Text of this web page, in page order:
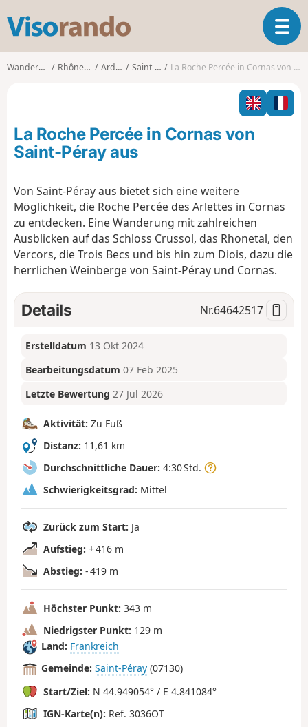
s
o
o
T
o
l
n
t
o
n
Wanderungen Rhône-Alpes Ardèche Saint-Péray La Roche Percée in Cornas von Saint-Péray aus
La Roche Percée in Cornas von
Saint-Péray aus
Von Saint-Péray aus bietet sich eine weitere
Möglichkeit, die Roche Percée des Arlettes in Cornas
zu entdecken. Eine Wanderung mit zahlreichen
Ausblicken auf das Schloss Crussol, das Rhonetal, den
Vercors, die Trois Becs und bis hin zum Diois, dazu die
herrlichen Weinberge von Saint-Péray und Cornas.
Details Nr.64642517
Erstelldatum 13 Okt 2024
Bearbeitungsdatum 07 Feb 2025
Letzte Bewertung 27 Jul 2026
Aktivität: Zu Fuß
Distanz: 11,61 km
Durchschnittliche Dauer: 4:30 Std.
Schwierigkeitsgrad: Mittel
Zurück zum Start: Ja
Aufstieg: + 416 m
Abstieg: - 419 m
Höchster Punkt: 343 m
Niedrigster Punkt: 129 m
Land: Frankreich
Gemeinde: Saint-Péray (07130)
Start/Ziel: N 44.949054° / E 4.841084°
IGN-Karte(n): Ref. 3036OT